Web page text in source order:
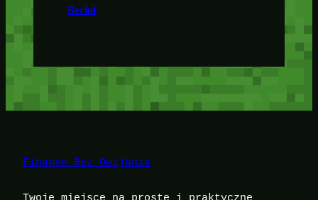
Berluf
Finanse Bez Owijania